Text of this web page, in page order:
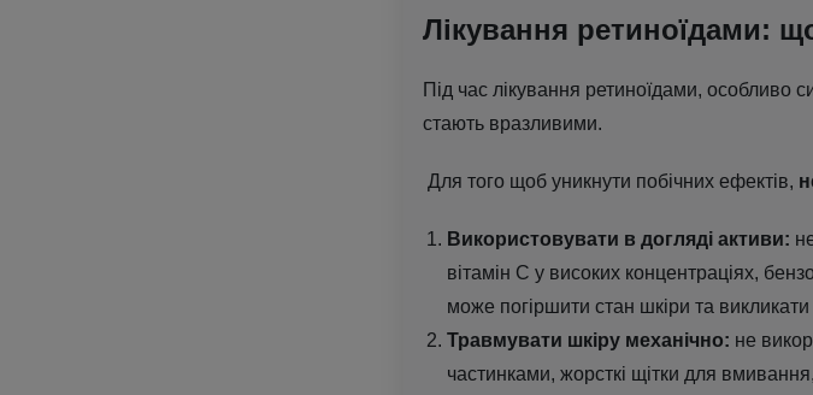
Лікування ретиноїдами:
Під час лікування ретиноїдами, особливо
стають вразливими.
Для того щоб уникнути побічних ефектів,
Використовувати в догляді активи:
вітамін С у високих концентраціях,
може погіршити стан шкіри та
Травмувати шкіру механічно: не
частинками, жорсткі щітки для